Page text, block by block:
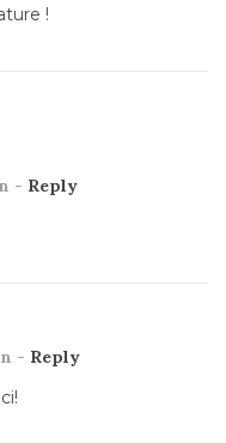
!
- Reply
- Reply